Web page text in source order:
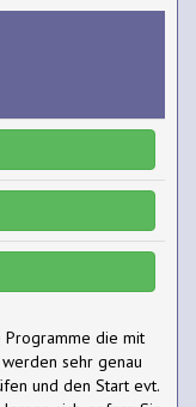
Programme die mit
sehr genau
und den Start evt.